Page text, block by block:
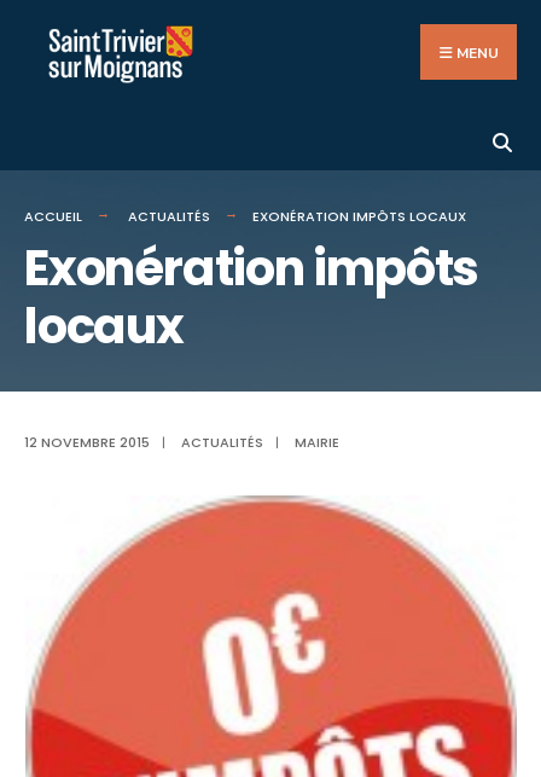
Aller
MENU
ACCUEIL ACTUALITÉS EXONÉRATION IMPÔTS LOCAUX
Exonération impôts
locaux
12 NOVEMBRE 2015 | ACTUALITÉS | MAIRIE
for: